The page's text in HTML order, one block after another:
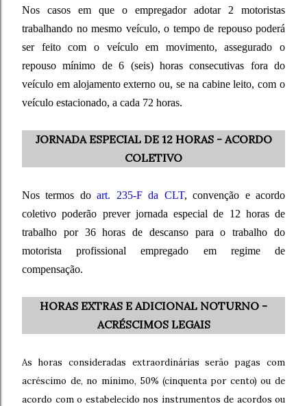
Nos casos em que o empregador adotar 2 motoristas
trabalhando no mesmo veículo, o tempo de repouso poderá
ser feito com o veículo em movimento, assegurado o
repouso mínimo de 6 (seis) horas consecutivas fora do
veículo em alojamento externo ou, se na cabine leito, com o
veículo estacionado, a cada 72 horas.
JORNADA ESPECIAL DE 12 HORAS - ACORDO
COLETIVO
Nos termos doart. 235-F da CLT, convenção e acordo
coletivo poderão prever jornada especial de 12 horas de
trabalho por 36 horas de descanso para o trabalho do
motorista profissional empregado em regime de
compensação.
HORAS EXTRAS E ADICIONAL NOTURNO -
ACRÉSCIMOS LEGAIS
As horas consideradas extraordinárias serão pagas com
acréscimo de, no mínimo, 50% (cinquenta por cento) ou de
acordo com o estabelecido nos instrumentos de acordos ou